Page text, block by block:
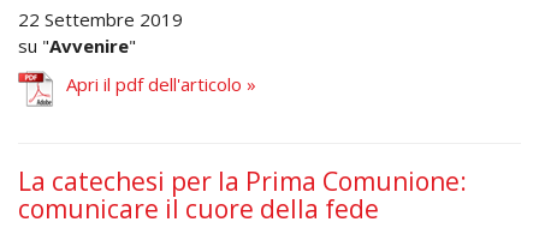
22 Settembre 2019
su "Avvenire"
Apri il pdf dell'articolo »
La catechesi per la Prima Comunione:
comunicare il cuore della fede